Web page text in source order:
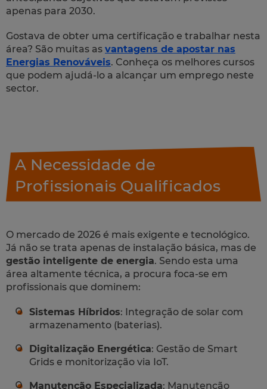
apenas para 2030.
Gostava de obter uma certificação e trabalhar nesta
área? São muitas as vantagens de apostar nas
Energias Renováveis. Conheça os melhores cursos
que podem ajudá-lo a alcançar um emprego neste
sector.
A Necessidade de
Profissionais Qualificados
O mercado de 2026 é mais exigente e tecnológico.
Já não se trata apenas de instalação básica, mas de
gestão inteligente de energia. Sendo esta uma
área altamente técnica, a procura foca-se em
profissionais que dominem:
Sistemas Híbridos: Integração de solar com
armazenamento (baterias).
Digitalização Energética: Gestão de Smart
Grids e monitorização via IoT.
Manutenção Especializada: Manutenção